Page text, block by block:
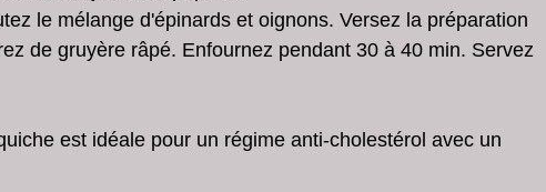
le mélange d'épinards et oignons. Versez la préparation
de gruyère râpé. Enfournez pendant 30 à 40 min. Servez
est idéale pour un régime anti-cholestérol avec un